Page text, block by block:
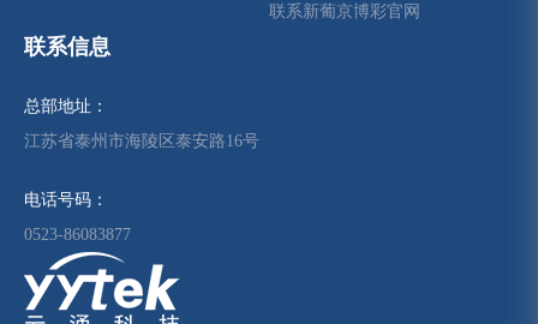
联系新葡京博彩官网
联系信息
总部地址：
江苏省泰州市海陵区泰安路16号
电话号码：
0523-86083877